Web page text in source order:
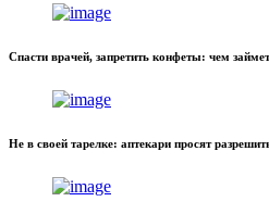
Спасти врачей, запретить конфеты: чем
Не в своей тарелке: аптекари просят